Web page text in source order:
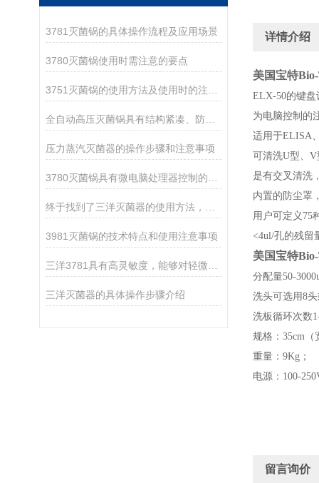
3781灭菌锅的具体操作流程及应用场景
3780灭菌锅使用时需注意的要点
全自动高压灭菌锅具有结构紧凑、防腐耐蚀的特点
压力蒸汽灭菌器的操作步骤和注意事项
3981灭菌锅的技术特点和使用注意事项
三洋灭菌器的具体操作步骤介绍
详情介绍
美国宝特
ELX-50的键
为电脑控制的
适用于ELISA
可清洗U型、V
是有交叉清洗
内置的防尘罩
用户可定义75
<4ul/孔的残留
美国宝特
分配量50-
洗头可选用8
洗板循环次数
规格：35cm（
重量：9Kg；
电源：100-
留言询价